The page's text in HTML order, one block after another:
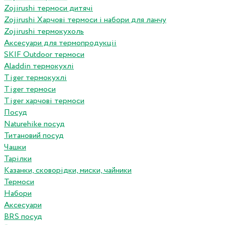
Zojirushi термоси дитячі
Zojirushi Харчові термоси і набори для ланчу
Zojirushi термокухоль
Аксесуари для термопродукціі
SKIF Outdoor термоси
Aladdin термокухлі
Tiger термокухлі
Tiger термоси
Tiger харчові термоси
Посуд
Naturehike посуд
Титановий посуд
Чашки
Тарілки
Казанки, сковорідки, миски, чайники
Термоси
Набори
Аксесуари
BRS посуд